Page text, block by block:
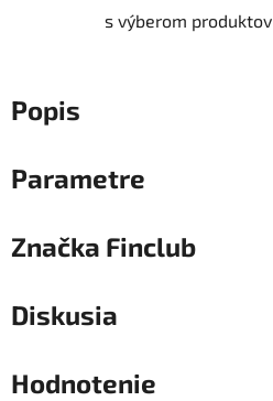
s výberom produktov
Popis
Parametre
Značka Finclub
Diskusia
Hodnotenie